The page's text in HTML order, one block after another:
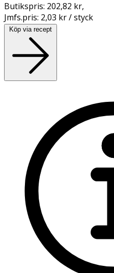
Butikspris: 202,82 kr,
Jmfs.pris: 2,03 kr / styck
Köp via recept